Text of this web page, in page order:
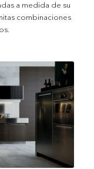
a medida de su
combinaciones